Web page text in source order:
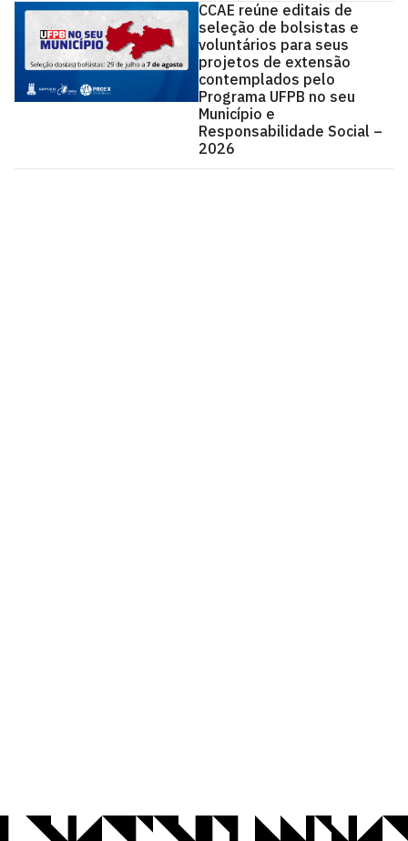
CCAE reúne editais de
seleção de bolsistas e
voluntários para seus
projetos de extensão
contemplados pelo
Programa UFPB no seu
Município e
Responsabilidade Social –
2026